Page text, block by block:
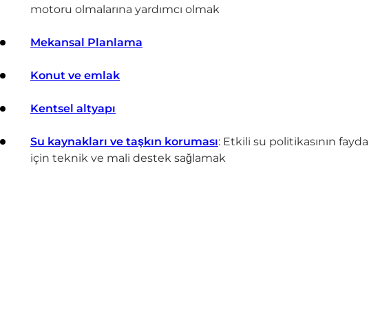
motoru olmalarına yardımcı olmak
Mekansal Planlama
Konut ve emlak
Kentsel altyapı
Su kaynakları ve taşkın koruması: Etkili su politikasının
için teknik ve mali destek sağlamak